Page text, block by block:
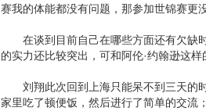
赛我的体能都没有问题，那参加世锦赛更
在谈到目前自己在哪些方面还有欠缺时
的实力还比较突出，可和阿伦·约翰逊这
刘翔此次回到上海只能呆不到三天的
家里吃了顿便饭，然后进行了简单的交流